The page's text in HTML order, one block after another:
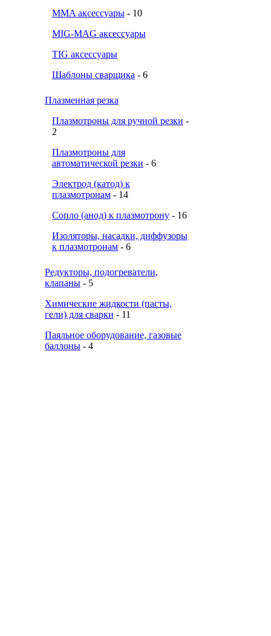
MMA аксессуары - 10
MIG-MAG аксессуары
TIG аксессуары
Шаблоны сварщика - 6
Плазменная резка
Плазмотроны для ручной резки -
2
Плазмотроны для
автоматической резки - 6
Электрод (катод) к
плазмотронам - 14
Сопло (анод) к плазмотрону - 16
Изоляторы, насадки, диффузоры
к плазмотронам - 6
Редукторы, подогреватели,
клапаны - 5
Химические жидкости (пасты,
гели) для сварки - 11
Паяльное оборудование, газовые
баллоны - 4